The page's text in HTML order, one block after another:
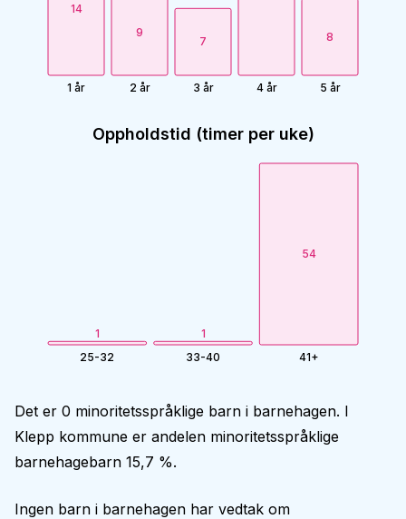
14
1 år
9
2 år
7
3 år 4 år
8
5 år
Oppholdstid (timer per uke)
1
25-32
1
33-40
54
41+
Det er 0 minoritetsspråklige barn i barnehagen. I
Klepp kommune er andelen minoritetsspråklige
barnehagebarn 15,7 %.
Ingen barn i barnehagen har vedtak om